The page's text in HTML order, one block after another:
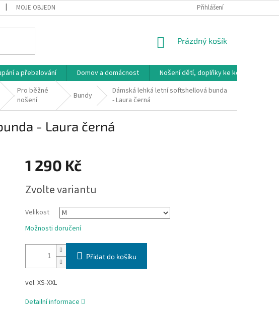
MOJE OBJEDNÁVKA DOPRAVA, PLATBY A
Přihlášení
NÁKUPNÍ
Prázdný košík
a přebalování Domov a domácnost Nošení dětí, doplňky ke kočárkům
Pro běžné
nošení
Bundy
Dámská lehká letní softshellová bunda
- Laura černá
- Laura černá
1 290 Kč
cena:
Zvolte variantu
Velikost
Možnosti doručení
Přidat do košíku
vel. XS-XXL
Detailní informace